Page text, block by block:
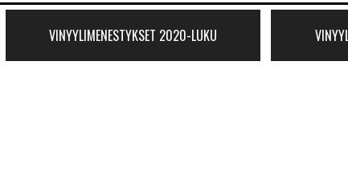
VINYYLIMENESTYKSET 2020-LUKU